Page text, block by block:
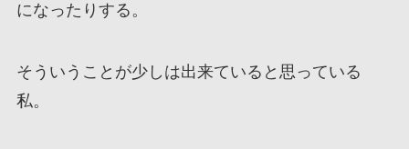
になったりする。
そういうことが少しは出来ていると思っている
私。